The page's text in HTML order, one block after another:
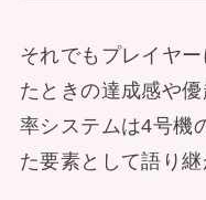
それでもプレイヤ
たときの達成感や
率システムは4号機
た要素として語り継